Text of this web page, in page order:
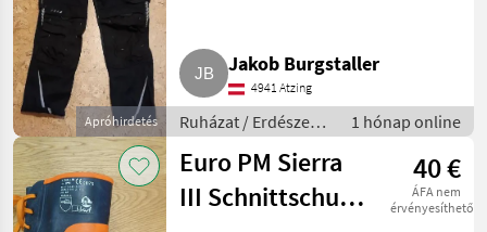
Apróhirdetés
Jakob Burgstaller
4941 Atzing
Ruházat / Erdészeti
munkaruha
1 hónap online
Euro PM Sierra
III Schnittschutz-
40 €
ÁFA nem
érvényesíthető